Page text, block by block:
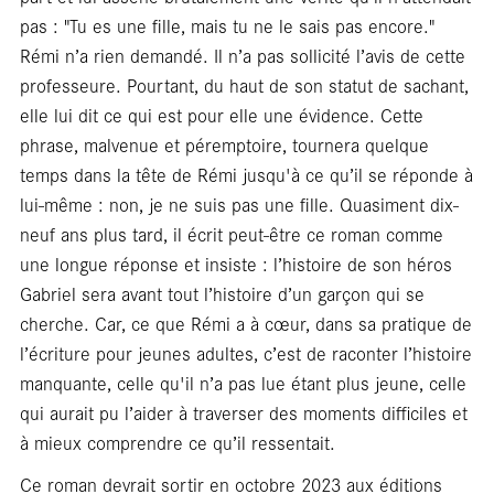
pas : "Tu es une fille, mais tu ne le sais pas encore."
Rémi n’a rien demandé. Il n’a pas sollicité l’avis de cette
professeure. Pourtant, du haut de son statut de sachant,
elle lui dit ce qui est pour elle une évidence. Cette
phrase, malvenue et péremptoire, tournera quelque
temps dans la tête de Rémi jusqu'à ce qu’il se réponde à
lui-même : non, je ne suis pas une fille. Quasiment dix-
neuf ans plus tard, il écrit peut-être ce roman comme
une longue réponse et insiste : l’histoire de son héros
Gabriel sera avant tout l’histoire d’un garçon qui se
cherche. Car, ce que Rémi a à cœur, dans sa pratique de
l’écriture pour jeunes adultes, c’est de raconter l’histoire
manquante, celle qu'il n’a pas lue étant plus jeune, celle
qui aurait pu l’aider à traverser des moments difficiles et
à mieux comprendre ce qu’il ressentait.
Ce roman devrait sortir en octobre 2023 aux éditions